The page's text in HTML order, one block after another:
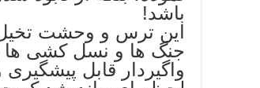
باشد!
این ترس و وحشت تخیل
جنگ ها و نسل کشی ها
واگیردار قابل پیشگیری